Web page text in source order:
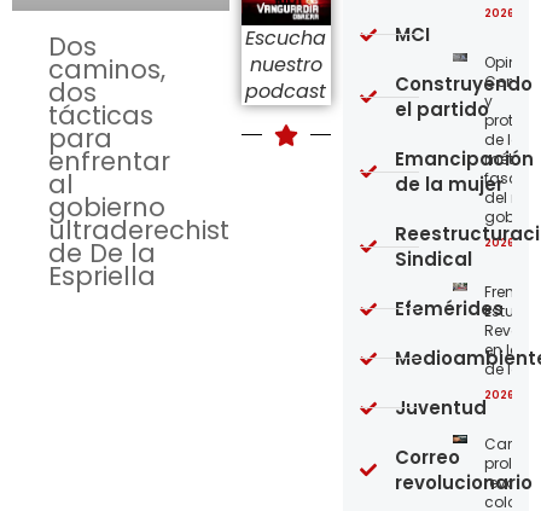
Dos
caminos,
dos
tácticas
para
enfrentar
al
gobierno
ultraderechista
de De la
Espriella
Escucha
nuestro
podcast
2026-
y
de los
del
2026-
Frente
en la
de los
2026-
Carta
MCI
Construyendo
el partido
Emancipación
de la mujer
Sindical
Efemérides
Juventud
Correo
revolucionario